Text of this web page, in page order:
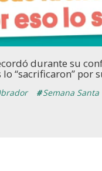
100.00%
durante su
“sacrificaron” por
Semana Santa